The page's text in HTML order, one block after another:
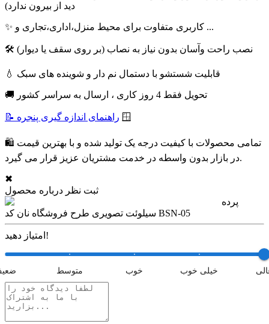
دید از بیرون ندارد)
✨ کاربری متفاوت برای محیط منزل،اداری،تجاری و ...
🛠 نصب راحت وآسان بدون نیاز به نصاب (بر روی سقف یا دیوار)
💧 قابلیت شستشو با دستمال نم دار و شوینده های سبک
🚚 تحویل فقط 4 روز کاری ، ارسال به سراسر کشور
📝 راهنمای اندازه گیری پنجره 🪟
🛍 تمامی محصولات با کیفیت درجه یک تولید شده و با بهترین قیمت
در بازار بدون واسطه در خدمت مشتریان عزیز قرار می گیرد.
✖
ثبت نظر درباره محصول
پرده
سیلوئت تصویری طرح فروشگاه نان کد BSN-05
امتیاز دهید!
متوسط خوب خیلی خوب